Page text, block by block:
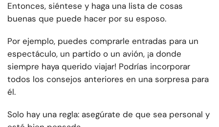
Entonces, siéntese y haga una lista de cosas
buenas que puede hacer por su esposo.
Por ejemplo, puedes comprarle entradas para un
espectáculo, un partido o un avión, ¡a donde
siempre haya querido viajar! Podrías incorporar
todos los consejos anteriores en una sorpresa para
él.
Solo hay una regla: asegúrate de que sea personal y